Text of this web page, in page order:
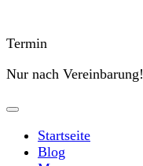
Termin
Nur nach Vereinbarung!
Startseite
Blog